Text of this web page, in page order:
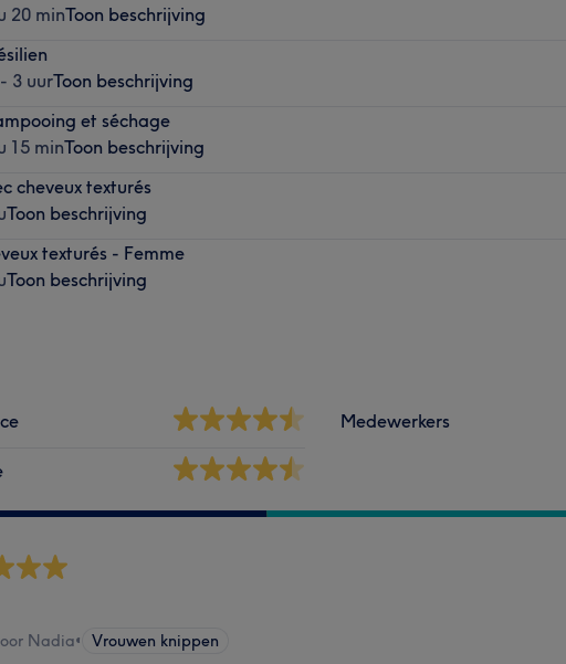
20 minToon beschrijving
3 uurToon beschrijving
et séchage
15 minToon beschrijving
cheveux texturés
Toon beschrijving
texturés - Femme
Toon beschrijving
Medewerkers
Nadia• Vrouwen knippen